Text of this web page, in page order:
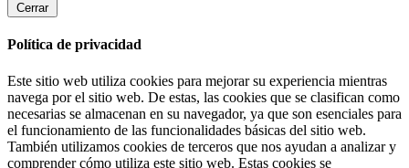
Cerrar
Política de privacidad
Este sitio web utiliza cookies para mejorar su experiencia mientras
navega por el sitio web. De estas, las cookies que se clasifican como
necesarias se almacenan en su navegador, ya que son esenciales para
el funcionamiento de las funcionalidades básicas del sitio web.
También utilizamos cookies de terceros que nos ayudan a analizar y
comprender cómo utiliza este sitio web. Estas cookies se